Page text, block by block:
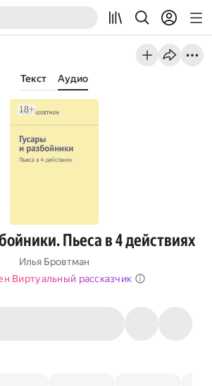
Текст Аудио
Пьеса в 4 действиях
Илья Бровтман
Виртуальный рассказчик